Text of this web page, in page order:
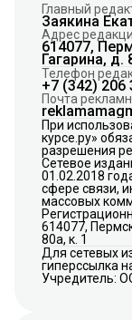
Главный
Заякина
Адрес
614077,
Гагарина, д.
Телефон
+7 (342) 206
Почта
При
курсе.ру»
разрешения
Сетевое
01.02.2018
сфере связи,
массовых
614077,
80а, к. 1
Для сетевых
гиперссылка
Учредитель: